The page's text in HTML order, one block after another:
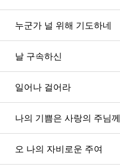
누군가 널 위해 기도하네
날 구속하신
일어나 걸어라
나의 기쁨은 사랑의 주님께
오 나의 자비로운 주여